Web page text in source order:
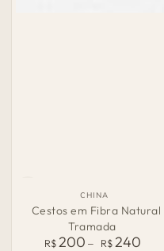
País
de
Origem:
CHINA
Cestos em Fibra Natural
Tramada
Preço
R$200 R$ 240